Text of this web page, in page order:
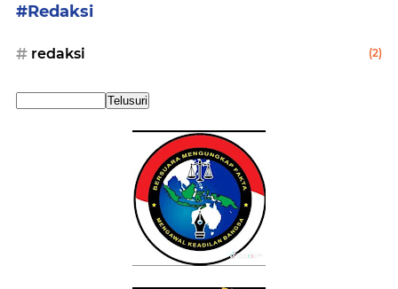
#Redaksi
redaksi (2)